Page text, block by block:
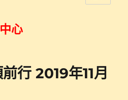
心
行 2019年11月